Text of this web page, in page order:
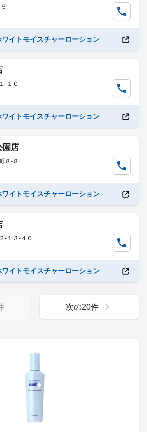
イトモイスチャーローション
-１０
イトモイスチャーローション
店
８-８
イトモイスチャーローション
-１３-４０
イトモイスチャーローション
次の20件